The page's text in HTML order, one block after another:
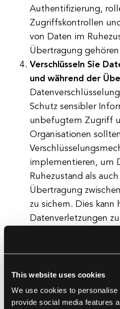
This website uses cookies
We use cookies to
provide social media features
Authentifizierung,
Zugriffskontrollen
von Daten im
Übertragung
Verschlüsseln Sie
und während der
Schutz sensibler
unbefugtem Zugriff
Organisationen sollten
implementieren, um
Ruhezustand als
Übertragung
zu sichern. Dies kann
Datenverletzungen
Vertraulichkeit
Umgebungen:Die
Überwachung und
Umgebungen sind